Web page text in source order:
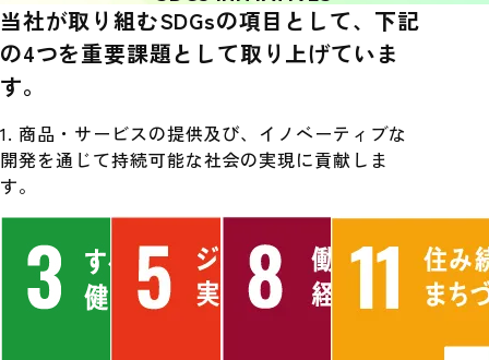
当社が取り組むSDGsの項目として、 下記
の4つを重要課題として取り上げていま
す。
1. 商品・サービスの提供及び、イノベーティブな
開発を通じて持続可能な社会の実現に貢献しま
す。